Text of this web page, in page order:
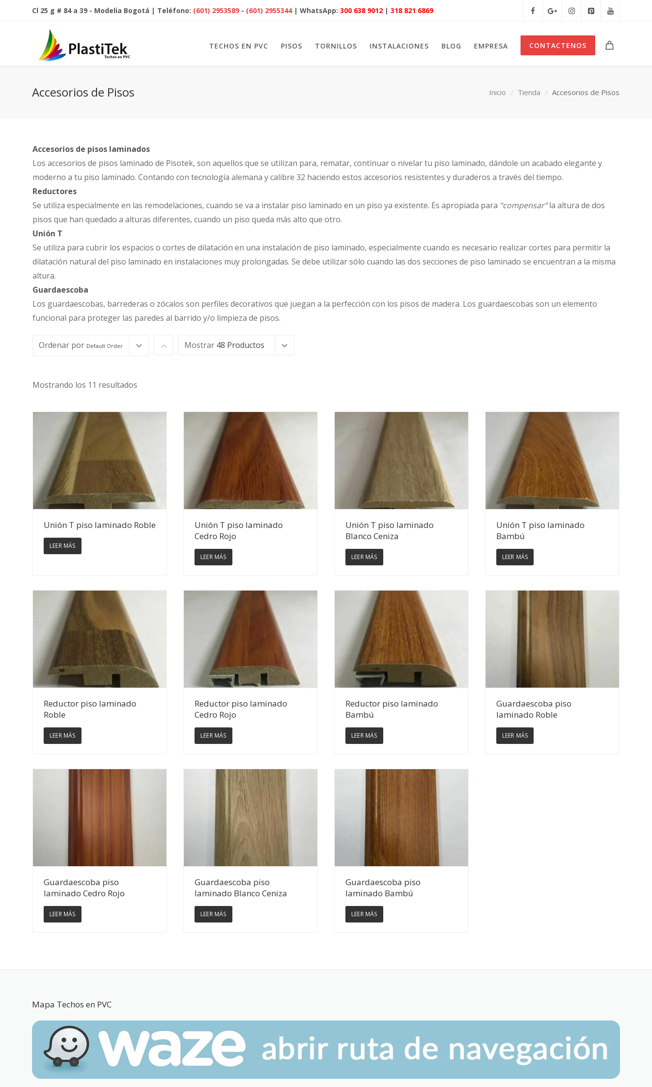
Cl 25 g # 84 a 39 - Modelia Bogotá | Teléfono: (601) 2953589 - (601) 2955344 | WhatsApp:300 638 9012 |318 821 6869
TECHOS EN PVC PISOS TORNILLOS INSTALACIONES BLOG EMPRESA CONTACTENOS
Accesorios de Pisos Inicio Tienda Accesorios de Pisos
Accesorios de pisos laminados
Los accesorios de pisos laminado de Pisotek, son aquellos que se utilizan para, rematar, continuar o nivelar tu piso laminado, dándole un acabado elegante y
moderno a tu piso laminado. Contando con tecnología alemana y calibre 32 haciendo estos accesorios resistentes y duraderos a través del tiempo.
Reductores
Se utiliza especialmente en las remodelaciones, cuando se va a instalar piso laminado en un piso ya existente. Es apropiada para “compensar”la altura de dos
pisos que han quedado a alturas diferentes, cuando un piso queda más alto que otro.
Unión T
Se utiliza para cubrir los espacios o cortes de dilatación en una instalación de piso laminado, especialmente cuando es necesario realizar cortes para permitir la
dilatación natural del piso laminado en instalaciones muy prolongadas. Se debe utilizar sólo cuando las dos secciones de piso laminado se encuentran a la misma
altura.
Guardaescoba
Los guardaescobas, barrederas o zócalos son perfiles decorativos que juegan a la perfección con los pisos de madera. Los guardaescobas son un elemento
funcional para proteger las paredes al barrido y/o limpieza de pisos.
Ordenar por Default Order Mostrar 48 Productos
Mostrando los 11 resultados
Ver Detalles
Unión T piso laminado Roble
LEER MÁS
Ver Detalles
Unión T piso laminado
Cedro Rojo
LEER MÁS
Ver Detalles
Unión T piso laminado
Blanco Ceniza
LEER MÁS
Ver Detalles
Unión T piso laminado
Bambú
LEER MÁS
Ver Detalles
Reductor piso laminado
Roble
LEER MÁS
Ver Detalles
Reductor piso laminado
Cedro Rojo
LEER MÁS
Ver Detalles
Reductor piso laminado
Bambú
LEER MÁS
Ver Detalles
Guardaescoba piso
laminado Roble
LEER MÁS
Ver Detalles
Guardaescoba piso
laminado Cedro Rojo
LEER MÁS
Ver Detalles
Guardaescoba piso
laminado Blanco Ceniza
LEER MÁS
Ver Detalles
Guardaescoba piso
laminado Bambú
LEER MÁS
Mapa Techos en PVC